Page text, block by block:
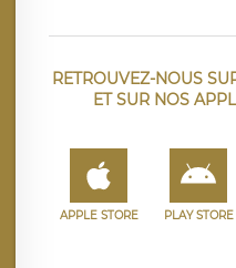
RETROUVEZ-NOUS
ET SUR NOS
APPLE STORE PLAY STORE